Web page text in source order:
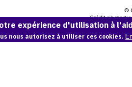
©
Crédit
expérience d'utilisation à
nous autorisez à utiliser ces cookies.